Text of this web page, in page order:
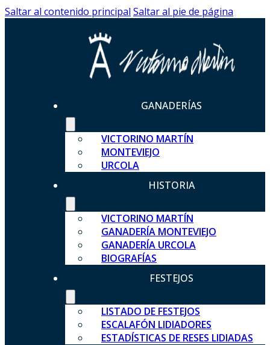
Saltar al contenido principal Saltar al pie de página
GANADERÍAS
VICTORINO MARTÍN
MONTEVIEJO
URCOLA
HISTORIA
VICTORINO MARTÍN
GANADERÍA MONTEVIEJO
GANADERÍA URCOLA
BIOGRAFÍAS
FESTEJOS
LISTADO DE FESTEJOS
ESCALAFÓN LIDIADORES
ESTADÍSTICAS DE RESES LIDIADAS